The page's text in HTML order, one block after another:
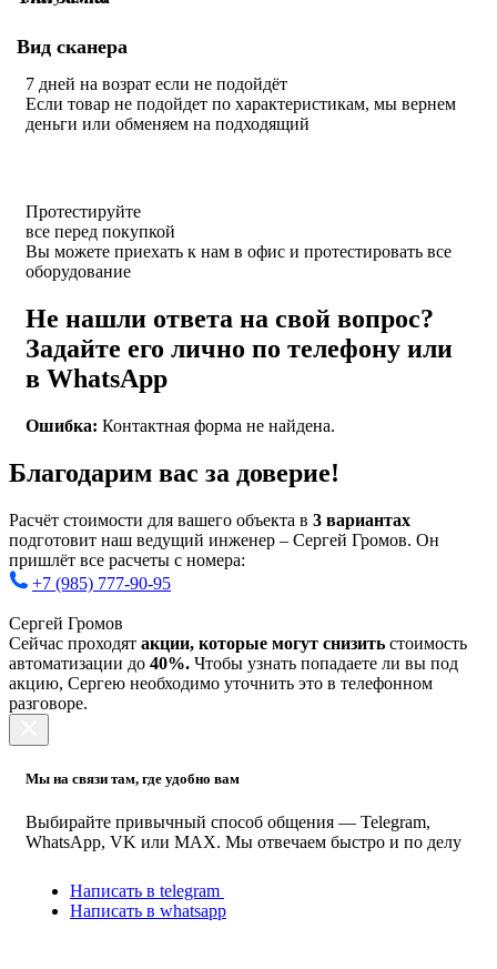
Вид сканера
7 дней на возрат если не подойдёт
Если товар не подойдет по характеристикам, мы вернем
деньги или обменяем на подходящий
Протестируйте
все перед покупкой
Вы можете приехать к нам в офис и протестировать все
оборудование
Не нашли ответа на свой вопрос?
Задайте его лично по телефону или
в WhatsApp
Ошибка: Контактная форма не найдена.
Благодарим вас за доверие!
Расчёт стоимости для вашего объекта в 3 вариантах
подготовит наш ведущий инженер – Сергей Громов. Он
пришлёт все расчеты с номера:
+7 (985) 777-90-95
Сергей Громов
Сейчас проходят акции, которые могут снизить стоимость
автоматизации до 40%. Чтобы узнать попадаете ли вы под
акцию, Сергею необходимо уточнить это в телефонном
разговоре.
Мы на связи там, где удобно вам
Выбирайте привычный способ общения — Telegram,
WhatsApp, VK или MAX. Мы отвечаем быстро и по делу
Написать в telegram
Написать в whatsapp